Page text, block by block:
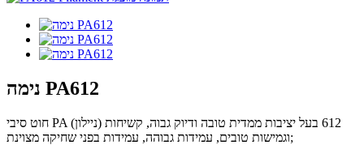
נימה PA612
חוט סיבי PA (ניילון) 612 בעל יציבות ממדית טובה ודיוק גבוה, קשיחות
וגמישות טובים, עמידות גבוהה, עמידות בפני שחיקה מצוינת;